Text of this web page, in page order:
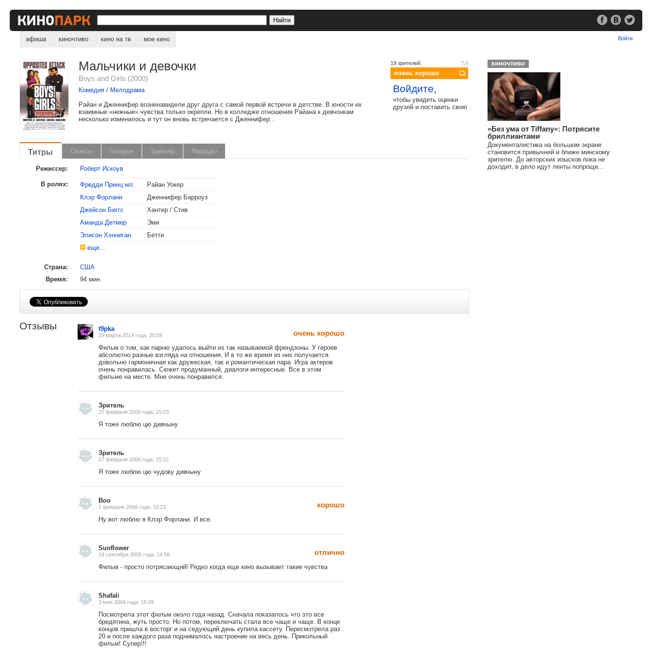
афиша киночтиво кино на тв мое кино Войти
Мальчики и девочки
Boys and Girls (2000)
Комедия / Мелодрама
Райан и Дженнифер возненавидели друг друга с самой первой встречи в детстве. В юности их
взаимные «нежные» чувства только окрепли. Но в колледже отношения Райана к девчонкам
несколько изменилось и тут он вновь встречается с Дженнифер...
19 зрителей: 7,6
очень хорошо
Войдите,
чтобы увидеть оценки
друзей и поставить свою
Титры Сеансы Галерея Трейлер Награды
Режиссер: Роберт Искоув
В ролях: Фредди Принц мл.
Райан Уокер
Клэр Форлани
Дженнифер Барроуз
Джейсон Биггс
Хантер / Стив
Аманда Детмер
Эми
Элисон Хэнниган
Бетти
еще...
Страна:
США
Время:
94 мин.
Отзывы
очень хорошо
t9pka
29 марта 2014 года, 20:59
Фильм о том, как парню удалось выйти из так называемой френдзоны. У героев
абсолютно разные взгляда на отношения. И в то же время из них получается
довольно гармоничная как дружеская, так и романтическая пара. Игра актеров
очень понравилась. Сюжет продуманный, диалоги интересные. Все в этом
фильме на месте. Мне очень понравился.
Зритель
27 февраля 2006 года, 15:23
Я тоже люблю цю дивчыну
Зритель
27 февраля 2006 года, 15:22
Я тоже люблю цю чудову дивчыну
хорошо
Boo
1 февраля 2006 года, 10:23
Ну вот люблю я Клэр Форлани. И все.
отлично
Sunflower
19 сентября 2005 года, 14:58
Фильм - просто потрясающий! Редко когда еще кино вызывает такие чувства
Shafali
3 мая 2004 года, 15:09
Посмотрела этот фильм около года назад. Сначала показалось что это все
бредятина, жуть просто. Но потом, переключать стала все чаще и чаще. В конце
концов пришла в восторг и на седующий день купила кассету. Пересмотрела раз
20 и после каждого раза поднималось настроение на весь день. Прикольный
фильм! Супер!!!
Малосодержательные и грубые отзывы нещадно удаляются.
киночтиво
«Без ума от Tiffany»: Потрясите
бриллиантами
Документалистика на большом экране
становится привычней и ближе минскому
зрителю. До авторских изысков пока не
доходит, в дело идут ленты попроще...